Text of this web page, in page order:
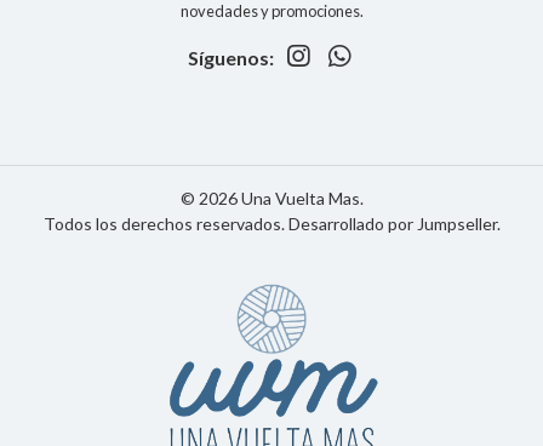
novedades y promociones.
Síguenos:
© 2026 Una Vuelta Mas.
Todos los derechos reservados.Desarrollado por Jumpseller.